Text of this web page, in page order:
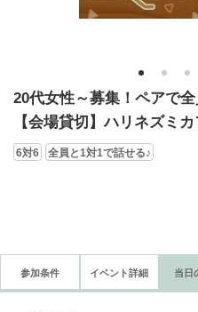
1 2 3
20代女性～募集！ペアで
【会場貸切】ハリネズミ
6対6 全員と1対1で話せる♪
参加条件 イベント詳細 当日